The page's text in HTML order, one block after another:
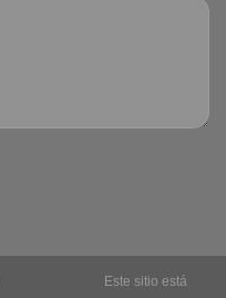
Este sitio está